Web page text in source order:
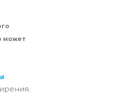
может